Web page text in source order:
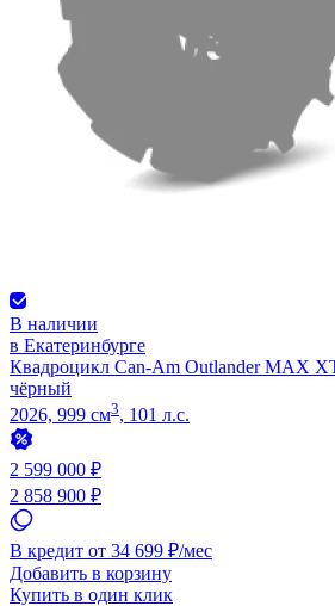
В наличии
в Екатеринбурге
Квадроцикл Can-Am Outlander MAX
чёрный
2026, 999 см3, 101 л.с.
2 599 000 ₽
2 858 900 ₽
В кредит от 34 699 ₽/мес
Добавить в корзину
Купить в один клик